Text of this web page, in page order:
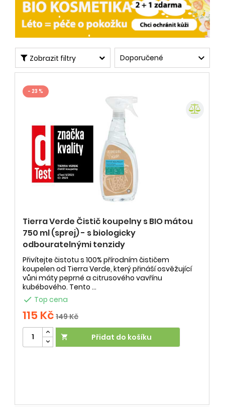
VODNÍ KÁMEN ČISTIČE SKLA
Zobrazit filtry Doporučené 
- 23 %
Tierra Verde Čistič koupelny s BIO mátou
750 ml (sprej) - s biologicky
odbouratelnými tenzidy
Přivítejte čistotu s 100% přírodním čističem
koupelen od Tierra Verde, který přináší osvěžující
vůni máty peprné a citrusového vavřínu
kubébového. Tento ...
 Top cena
115 Kč 149 Kč
 Přidat do košíku